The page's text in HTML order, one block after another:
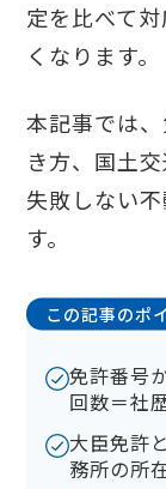
定を比べて
くなります。
本記事では
き方、国土
失敗しない
す。
この記事のポ
免許番号
回数＝社
大臣免許
務所の所